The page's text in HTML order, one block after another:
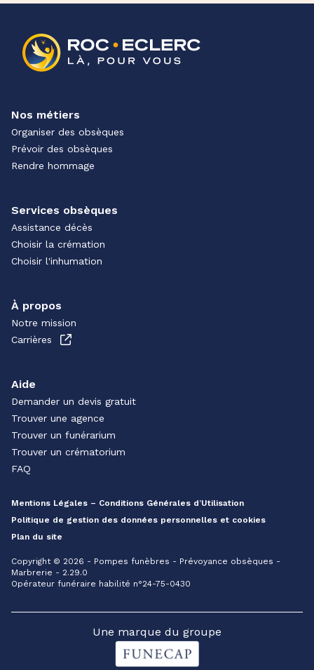
Nos métiers
Organiser des obsèques
Prévoir des obsèques
Rendre hommage
Services obsèques
Assistance décès
Choisir la crémation
Choisir l'inhumation
À propos
Notre mission
Carrières
Aide
Demander un devis gratuit
Trouver une agence
Trouver un funérarium
Trouver un crématorium
FAQ
Mentions Légales – Conditions Générales d’Utilisation
Politique de gestion des données personnelles et cookies
Plan du site
Copyright © 2026 - Pompes funèbres - Prévoyance obsèques -
Marbrerie - 2.29.0
Opérateur funéraire habilité n°24-75-0430
Une marque du groupe